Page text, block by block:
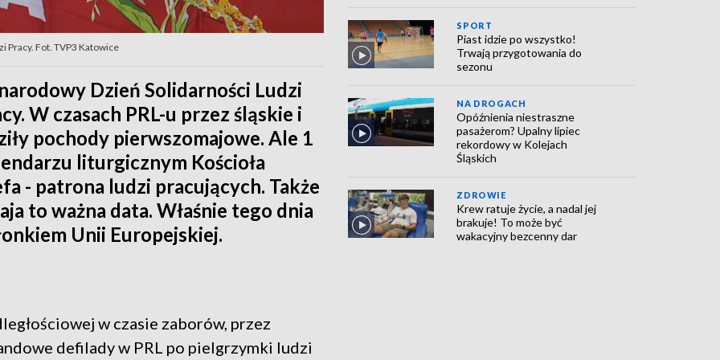
Pracy. Fot. TVP3 Katowice
Dzień Solidarności Ludzi
W czasach PRL-u przez śląskie i
pochody pierwszomajowe. Ale 1
liturgicznym Kościoła
- patrona ludzi pracujących. Także
to ważna data. Właśnie tego dnia
Unii Europejskiej.
w czasie zaborów, przez
defilady w PRL po pielgrzymki ludzi
SPORT
Piast idzie po wszystko!
Trwają przygotowania do
sezonu
NA DROGACH
Opóźnienia niestraszne
pasażerom? Upalny lipiec
rekordowy w Kolejach
Śląskich
ZDROWIE
Krew ratuje życie, a nadal jej
brakuje! To może być
wakacyjny bezcenny dar